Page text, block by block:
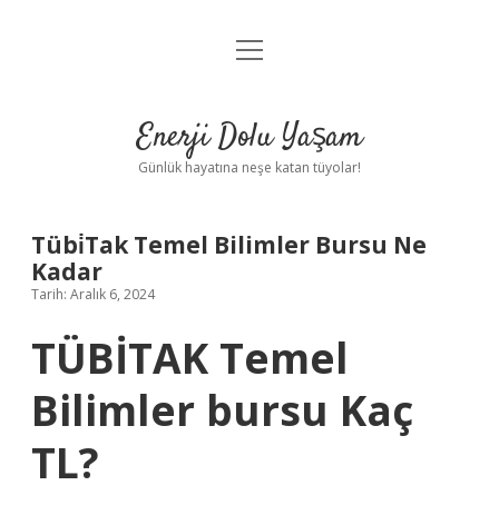
Anasayfa
Yasal Uyarı
menüyü
Enerji Dolu Yaşam
Günlük hayatına neşe katan tüyolar!
Tübi̇Tak Temel Bilimler Bursu Ne
Kadar
Tarih: Aralık 6, 2024
TÜBİTAK Temel
Bilimler bursu Kaç
TL?